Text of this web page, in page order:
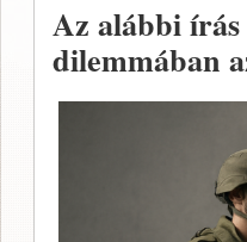
Az alábbi
dilemmában